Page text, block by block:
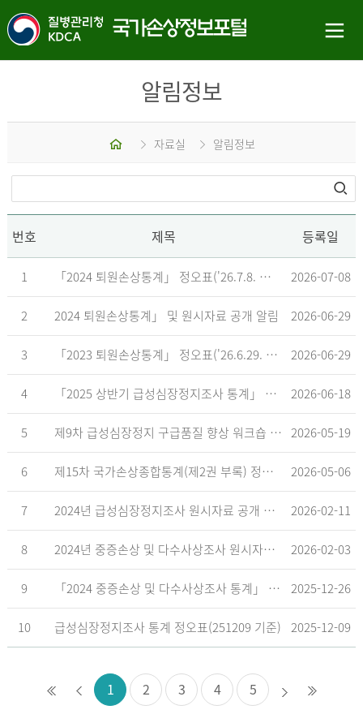
알림정보
홈 자료실 알림정보
번호 제목 등록일
1 「2024 퇴원손상통계」 정오표('26.7.8. 기준) 2026-07-08
2 2024 퇴원손상통계」 및 원시자료 공개 알림 2026-06-29
3 「2023 퇴원손상통계」 정오표('26.6.29. 기준) 2026-06-29
4 「2025 상반기 급성심장정지조사 통계」 공표 2026-06-18
5 제9차 급성심장정지 구급품질 향상 워크숍 개최 안내 2026-05-19
6 제15차 국가손상종합통계(제2권 부록) 정오표('26.5.18. 기준) 2026-05-06
7 2024년 급성심장정지조사 원시자료 공개 알림 2026-02-11
8 2024년 중증손상 및 다수사상조사 원시자료 공개 알림 2026-02-03
9 「2024 중증손상 및 다수사상조사 통계」 공표 2025-12-26
10 급성심장정지조사 통계 정오표(251209 기준) 2025-12-09
1 2 3 4 5